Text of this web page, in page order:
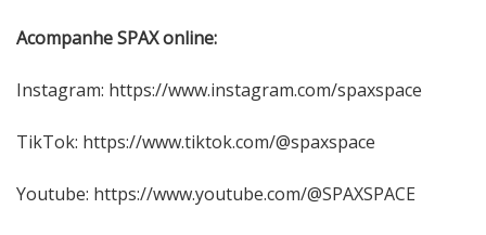
Acompanhe SPAX online:
Instagram: https://www.instagram.com/spaxspace
TikTok: https://www.tiktok.com/@spaxspace
Youtube: https://www.youtube.com/@SPAXSPACE